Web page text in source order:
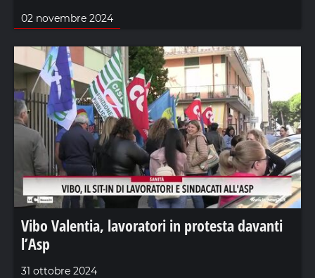
02 novembre 2024
Vibo Valentia, lavoratori in protesta davanti
l’Asp
31 ottobre 2024